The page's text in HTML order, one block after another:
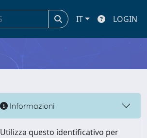
IT LOGIN
Informazioni
Utilizza questo identificativo per